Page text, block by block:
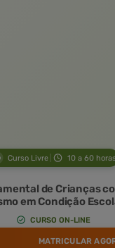
Curso Livre 10 a 60 horas
de Crianças
em Condição
CURSO ON-LINE
MATRICULAR